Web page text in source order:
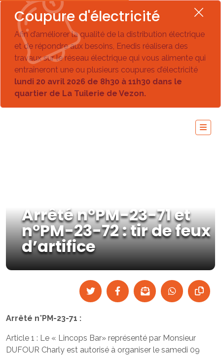
Coupure d'électricité
Afin d’améliorer la qualité de la distribution électrique
et de répondre aux besoins, Enedis réalisera des
travaux sur le réseau électrique qui vous alimente qui
entraîneront une ou plusieurs coupures d’électricité
lundi 20 avril 2026 de 8h30 à 11h30 dans le
quartier de La Tuilerie de Vezon.
Arrêté n°PM-23-71 et
n°PM-23-72 : tir de feux
d’artifice
Arrêté n°PM-23-71 :
Article 1 : Le « Lincops Bar» représenté par Monsieur
DUFOUR Charly est autorisé à organiser le samedi 09